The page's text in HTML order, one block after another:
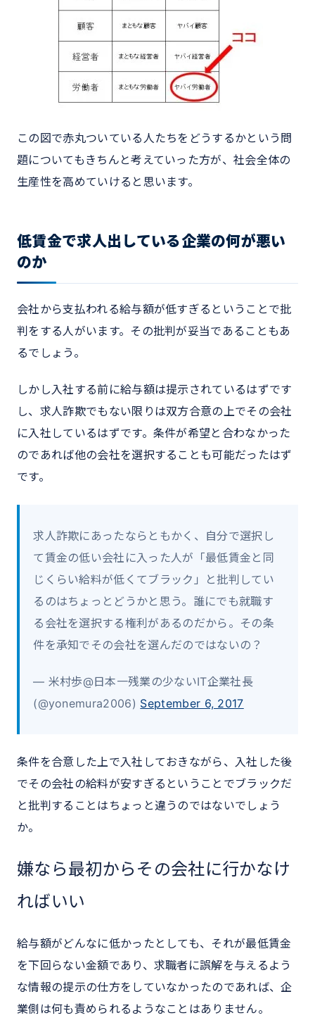
この図で赤丸ついている人たちをどうするかという問
題についてもきちんと考えていった方が、社会全体の
生産性を高めていけると思います。
低賃金で求人出している企業の何が悪い
のか
会社から支払われる給与額が低すぎるということで批
判をする人がいます。その批判が妥当であることもあ
るでしょう。
しかし入社する前に給与額は提示されているはずです
し、求人詐欺でもない限りは双方合意の上でその会社
に入社しているはずです。条件が希望と合わなかった
のであれば他の会社を選択することも可能だったはず
です。
求人詐欺にあったならともかく、自分で選択し
て賃金の低い会社に入った人が「最低賃金と同
じくらい給料が低くてブラック」と批判してい
るのはちょっとどうかと思う。誰にでも就職す
る会社を選択する権利があるのだから。その条
件を承知でその会社を選んだのではないの？
— 米村歩@日本一残業の少ないIT企業社長
(@yonemura2006) September 6, 2017
条件を合意した上で入社しておきながら、入社した後
でその会社の給料が安すぎるということでブラックだ
と批判することはちょっと違うのではないでしょう
か。
嫌なら最初からその会社に行かなけ
ればいい
給与額がどんなに低かったとしても、それが最低賃金
を下回らない金額であり、求職者に誤解を与えるよう
な情報の提示の仕方をしていなかったのであれば、企
業側は何も責められるようなことはありません。